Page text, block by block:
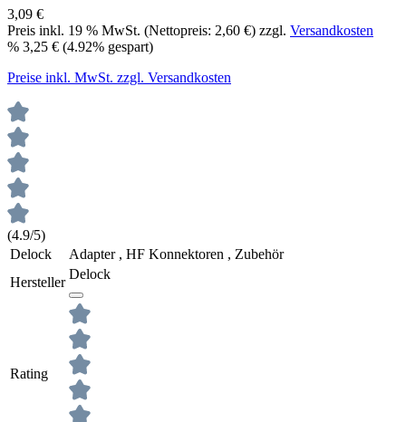
3,09 €
Preis inkl. 19 % MwSt. (Nettopreis: 2,60 €) zzgl. Versandkosten
% 3,25 € (4.92% gespart)
Preise inkl. MwSt. zzgl. Versandkosten
(4.9/5)
Delock
Adapter , HF Konnektoren , Zubehör
Hersteller
Delock
Rating